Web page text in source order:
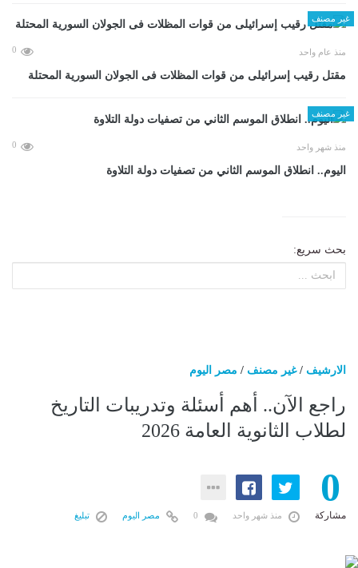
غير مصنف
منذ عام واحد 0
مقتل رقيب إسرائيلى من قوات المظلات فى الجولان السورية المحتلة
غير مصنف
منذ شهر واحد 0
اليوم.. انطلاق الموسم الثاني من تصفيات دولة التلاوة
بحث سريع:
الارشيف /غير مصنف / مصر اليوم
راجع الآن.. أهم أسئلة وتدريبات التاريخ
لطلاب الثانوية العامة 2026
0
مشاركة منذ شهر واحد مصر اليوم تبليغ